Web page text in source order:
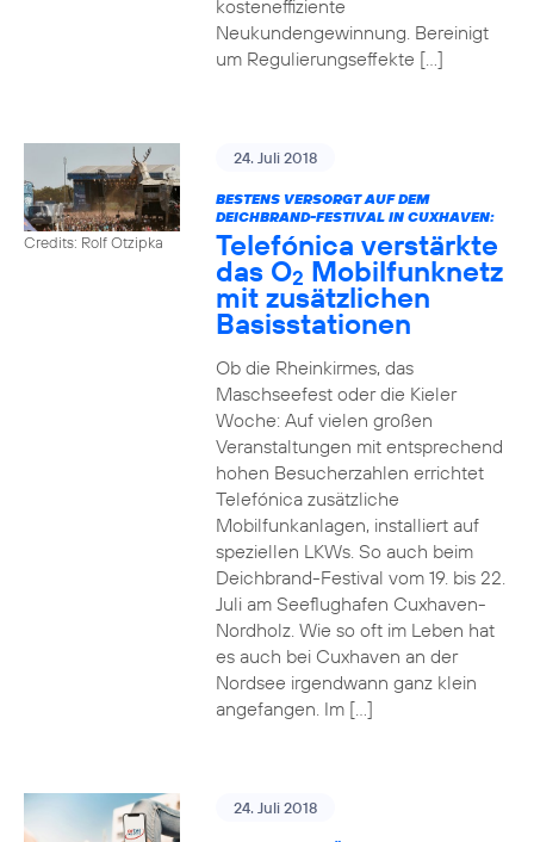
kosteneffiziente
Neukundengewinnung. Bereinigt
um Regulierungseffekte […]
Credits: Rolf Otzipka
24. Juli 2018
BESTENS VERSORGT AUF DEM
DEICHBRAND-FESTIVAL IN CUXHAVEN:
Telefónica verstärkte
das O2 Mobilfunknetz
mit zusätzlichen
Basisstationen
Ob die Rheinkirmes, das
Maschseefest oder die Kieler
Woche: Auf vielen großen
Veranstaltungen mit entsprechend
hohen Besucherzahlen errichtet
Telefónica zusätzliche
Mobilfunkanlagen, installiert auf
speziellen LKWs. So auch beim
Deichbrand-Festival vom 19. bis 22.
Juli am Seeflughafen Cuxhaven-
Nordholz. Wie so oft im Leben hat
es auch bei Cuxhaven an der
Nordsee irgendwann ganz klein
angefangen. Im […]
24. Juli 2018